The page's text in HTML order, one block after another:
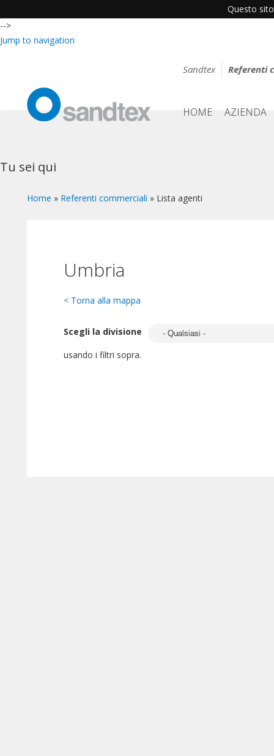
Questo
-->
Jump to navigation
Sandtex Referenti
HOME AZIENDA
Tu sei qui
Home » Referenti commerciali » Lista agenti
Umbria
< Torna alla mappa
Scegli la divisione
usando i filtri sopra.